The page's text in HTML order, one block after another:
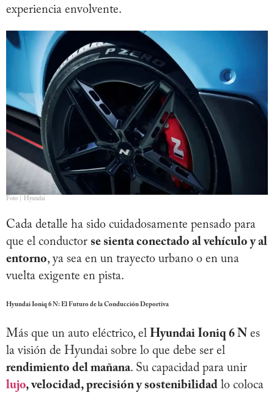
experiencia envolvente.
Foto | Hyundai
Cada detalle ha sido cuidadosamente pensado para
que el conductor se sienta conectado al vehículo y al
entorno, ya sea en un trayecto urbano o en una
vuelta exigente en pista.
Hyundai Ioniq 6 N: El Futuro de la Conducción Deportiva
Más que un auto eléctrico, el Hyundai Ioniq 6 N es
la visión de Hyundai sobre lo que debe ser el
rendimiento del mañana. Su capacidad para unir
lujo, velocidad, precisión y sostenibilidad lo coloca